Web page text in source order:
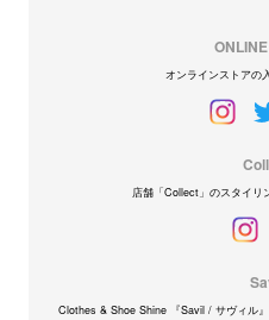
オンラインストアの
店舗「Collect」のスタイリ
Clothes & Shoe Shine 『Savil / サヴィル